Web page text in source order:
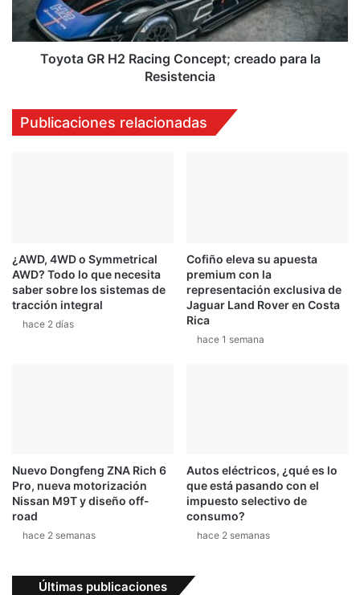
Resistencia
Toyota GR H2 Racing Concept; creado para la
Resistencia
Publicaciones relacionadas
¿AWD, 4WD o Symmetrical
AWD? Todo lo que necesita
saber sobre los sistemas de
tracción integral
hace 2 días
Cofiño eleva su apuesta
premium con la
representación exclusiva de
Jaguar Land Rover en Costa
Rica
hace 1 semana
Nuevo Dongfeng ZNA Rich 6
Pro, nueva motorización
Nissan M9T y diseño off-
road
hace 2 semanas
Autos eléctricos, ¿qué es lo
que está pasando con el
impuesto selectivo de
consumo?
hace 2 semanas
Últimas publicaciones